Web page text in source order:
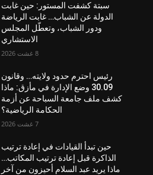
سبتة كشفت المستور: حين غابت
الدولة عن الشباب… غابت الرياضة
ودور الشباب، وتعطّل المجلس
الاستشاري
8 غشت 2026
رئيس احترم حدود ولايته… وقانون
30.09 وضع الإدارة في مأزق: ماذا
كشف ملف جامعة السباحة عن أزمة
الحكامة الرياضية؟
7 غشت 2026
حين تبدأ القيادات في إعادة ترتيب
الذاكرة قبل إعادة ترتيب المكاتب…
ماذا يريد عبد السلام أحيزون من آخر